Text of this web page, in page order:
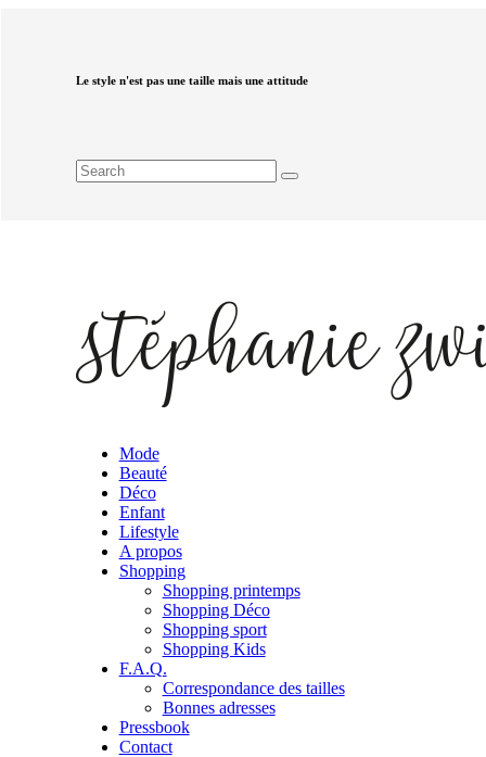
Le style n'est pas une taille mais une attitude
Mode
Beauté
Déco
Enfant
Lifestyle
A propos
Shopping
Shopping printemps
Shopping Déco
Shopping sport
Shopping Kids
F.A.Q.
Correspondance des tailles
Bonnes adresses
Pressbook
Contact